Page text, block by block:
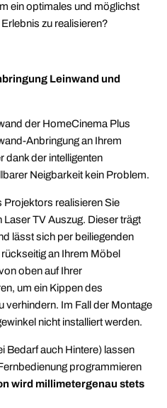
ein optimales und möglichst
zu realisieren?
Leinwand und
der HomeCinema Plus
Anbringung an Ihrem
dank der intelligenten
Neigbarkeit kein Problem.
Projektors realisieren Sie
TV Auszug. Dieser trägt
lässt sich per beiliegenden
an Ihrem Möbel
oben auf Ihrer
um ein Kippen des
verhindern. Im Fall der Montage
nicht installiert werden.
Bedarf auch Hintere) lassen
programmieren
wird millimetergenau stets